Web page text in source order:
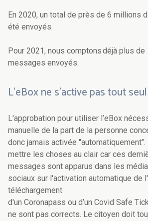
En 2020, un total de près de 6 millions
été envoyés.
Pour 2021, nous comptons déjà plus
messages envoyés.
L’eBox ne s’active pas tout seul
L'approbation pour utiliser l’eBox
manuelle de la part de la personne
donc jamais activée
mettre les choses au clair car ces
messages sont apparus dans les
sociaux sur l'activation automatique de
téléchargement
d'un Coronapass ou d’un Covid Safe
ne sont pas corrects. Le citoyen doit